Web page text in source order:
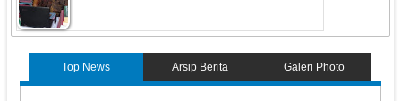
Top News Arsip Berita Galeri Photo